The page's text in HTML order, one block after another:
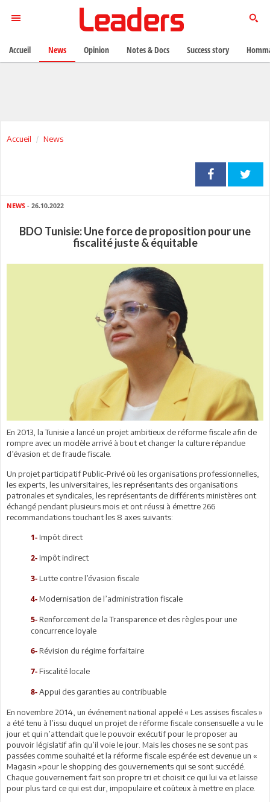
Accueil News
NEWS - 26.10.2022
BDO Tunisie: Une force de proposition pour une
fiscalité juste & équitable
En 2013, la Tunisie a lancé un projet ambitieux de réforme fiscale afin de
rompre avec un modèle arrivé à bout et changer la culture répandue
d’évasion et de fraude fiscale.
Un projet participatif Public-Privé où les organisations professionnelles,
les experts, les universitaires, les représentants des organisations
patronales et syndicales, les représentants de différents ministères ont
échangé pendant plusieurs mois et ont réussi à émettre 266
recommandations touchant les 8 axes suivants:
1- Impôt direct
2- Impôt indirect
3- Lutte contre l’évasion fiscale
4- Modernisation de l’administration fiscale
5- Renforcement de la Transparence et des règles pour une
concurrence loyale
6- Révision du régime forfaitaire
7- Fiscalité locale
8- Appui des garanties au contribuable
En novembre 2014, un événement national appelé « Les assises fiscales »
a été tenu à l’issu duquel un projet de réforme fiscale consensuelle a vu le
jour et qui n’attendait que le pouvoir exécutif pour le proposer au
pouvoir législatif afin qu’il voie le jour. Mais les choses ne se sont pas
passées comme souhaité et la réforme fiscale espérée est devenue un «
Magasin »pour le shopping des gouvernements qui se sont succédé.
Chaque gouvernement fait son propre tri et choisit ce qui lui va et laisse
pour plus tard ce qui est dur, impopulaire et coûteux à mettre en place.
Accueil News Opinion Notes & Docs Success story